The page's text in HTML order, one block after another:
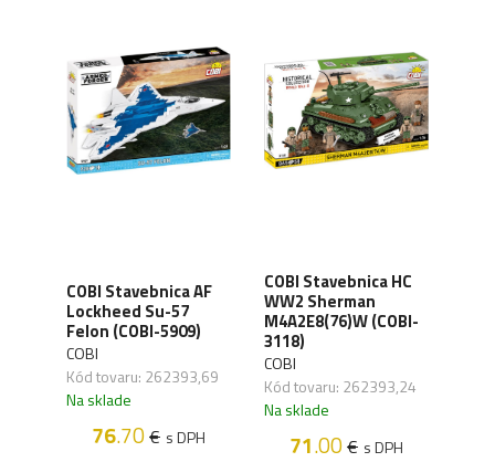
COBI Stavebnica AF
Lockheed Su-57
Felon (COBI-5909)
COBI
Kód tovaru: 262393,69
Na sklade
76.70€ s DPH
COBI Stavebnica HC
WW2 Sherman
M4A2E8(76)W (COBI-
3118)
COBI
Kód tovaru: 262393,24
Na sklade
71.00€ s DPH